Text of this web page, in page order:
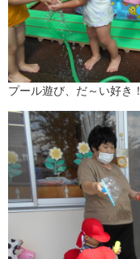
プール遊び、だ～い好き！